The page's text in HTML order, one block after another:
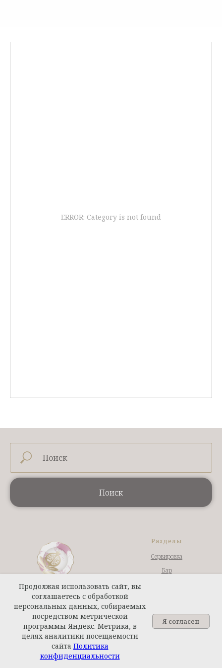
ERROR: Category is not found
Поиск
Пн-Пт: 10:00 - 19:00
Сб-Вс: 10:00 - 17:00
Разделы
Сервировка
Бар
Посуда для приготовления
Кухонные ножи
Интерьер
Продолжая использовать сайт, вы
соглашаетесь с обработкой
персональных данных, собираемых
посредством метрической
программы Яндекс. Метрика, в
целях аналитики посещаемости
сайта Политика
конфиденциальности
Я согласен